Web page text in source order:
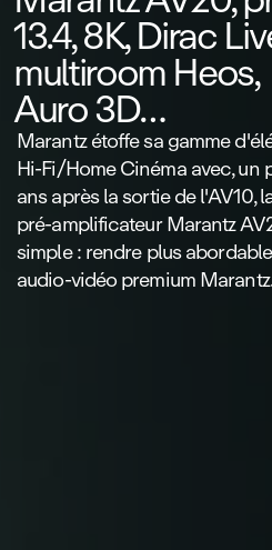
13.4, 8K, Dirac
multiroom Heos,
Auro 3D…
Marantz étoffe sa gamme
Hi‑Fi/Home Cinéma avec, un
ans après la sortie de l'AV10,
pré‑amplificateur Marantz
simple : rendre plus
audio‑vidéo premium Marantz.